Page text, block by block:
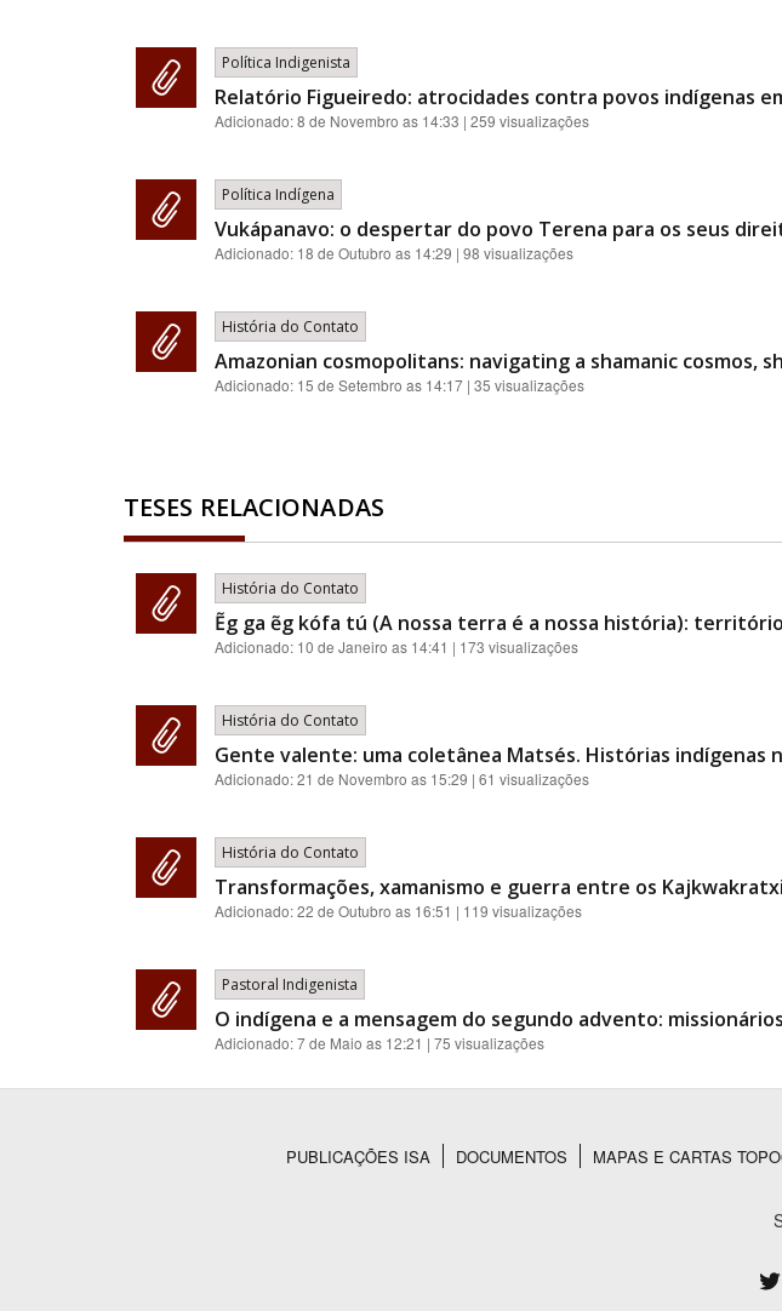
Política Indigenista
Relatório Figueiredo: atrocidades contra povos indígenas
Adicionado:8 de Novembro as 14:33 | 259 visualizações
Política Indígena
Vukápanavo: o despertar do povo Terena para os seus
Adicionado: 18 de Outubro as 14:29 | 98 visualizações
História do Contato
Amazonian cosmopolitans: navigating a shamanic
Adicionado: 15 de Setembro as 14:17 | 35 visualizações
TESES RELACIONADAS
História do Contato
Ẽg ga ẽg kófa tú (A nossa terra é a nossa história):
Adicionado: 10 de Janeiro as 14:41 | 173 visualizações
História do Contato
Gente valente: uma coletânea Matsés. Histórias indígenas
Adicionado:21 de Novembro as 15:29 | 61 visualizações
História do Contato
Transformações, xamanismo e guerra entre os
Adicionado:22 de Outubro as 16:51 | 119 visualizações
Pastoral Indigenista
O indígena e a mensagem do segundo advento:
Adicionado:7 de Maio as 12:21 | 75 visualizações
PUBLICAÇÕES ISA DOCUMENTOS MAPAS E CARTAS